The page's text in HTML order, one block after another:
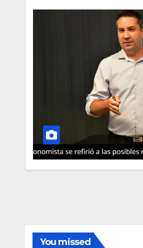
You missed